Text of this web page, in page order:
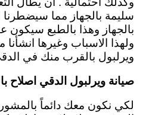
سليمة بالجهاز مما سيضطرنا
بالجهاز وهذا بالطبع
ولهذا الاسباب وغيرها
ويرلبول بالقرب منك في
صيانة ويرلبول الدقي اصلاح
لكي نكون معك دائماً